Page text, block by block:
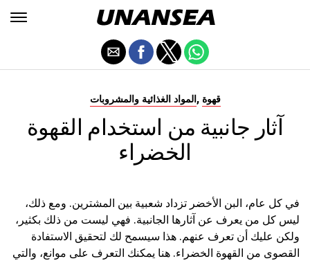
المواد الغذائية والمشروبات , قهوة
آثار جانبية من استخدام القهوة
الخضراء
في كل عام، البن الأخضر تزداد شعبية بين المشترين. ومع ذلك،
ليس كل من يعرف عن آثارها الجانبية. فهي ليست من ذلك بكثير،
ولكن عليك أن تعرف عنهم. هذا سيسمح لك لتحقيق الاستفادة
القصوى من القهوة الخضراء. هنا يمكنك التعرف على موانع، والتي